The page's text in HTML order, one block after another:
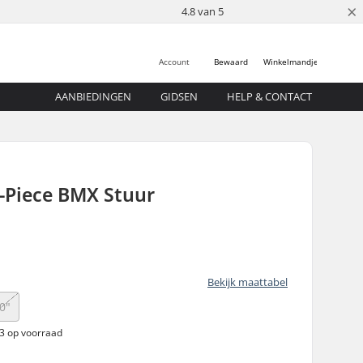
4.8 van 5 ×
Winkelmandje
Bewaard
Account
AANBIEDINGEN GIDSEN HELP & CONTACT
Piece BMX Stuur
Bekijk maattabel
op voorraad